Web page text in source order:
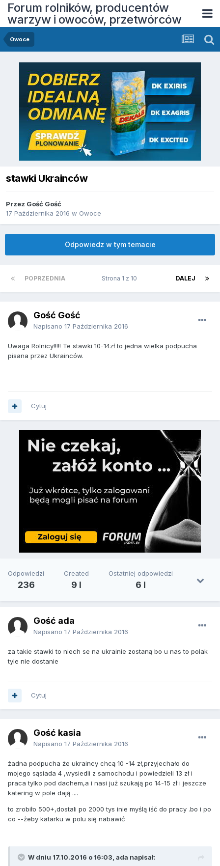
Forum rolników, producentów
warzyw i owoców, przetwórców
Owoce
stawki Ukrainców
Przez Gość Gość
17 Października 2016 w Owoce
Odpowiedz w tym temacie
POPRZEDNIA DALEJ
Strona 1 z 10
Gość Gość
Napisano 17 Października 2016
Uwaga Rolnicy!!!!! Te stawki 10-14zł to jedna wielka podpucha
pisana przez Ukrainców.
Cytuj
Odpowiedzi
236
Created
9 l
Ostatniej odpowiedzi
6 l
Gość ada
Napisano 17 Października 2016
za takie stawki to niech se na ukrainie zostaną bo u nas to polak
tyle nie dostanie
Cytuj
Gość kasia
Napisano 17 Października 2016
żadna podpucha że ukraincy chcą 10 -14 zł,przyjechało do
mojego sąsiada 4 ,wysiedli z samochodu i powiedzieli 13 zł i
praca tylko pod dachem,a i nasi już szukają po 14-15 zł i jeszcze
katering w pole dają ....
to zrobiło 500+,dostali po 2000 tys inie myślą iść do pracy .bo i po
co --żeby katarku w polu się nabawić
W dniu 17.10.2016 o 16:03, ada napisał: